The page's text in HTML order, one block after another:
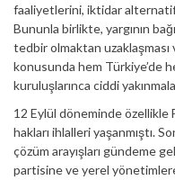
faaliyetlerini, iktidar
Bununla birlikte, yargının
tedbir olmaktan
konusunda hem Türkiye’de
kuruluşlarınca ciddi
12 Eylül döneminde özellikle
hakları ihlalleri yaşanmıştı.
çözüm arayışları gündeme
partisine ve yerel